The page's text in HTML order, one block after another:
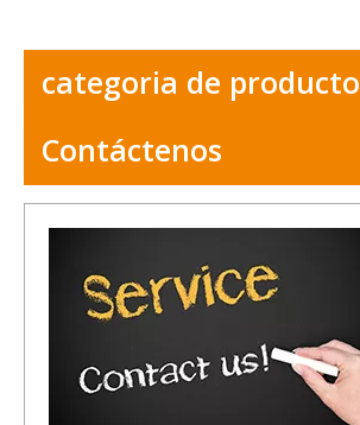
categoria de producto
Contáctenos